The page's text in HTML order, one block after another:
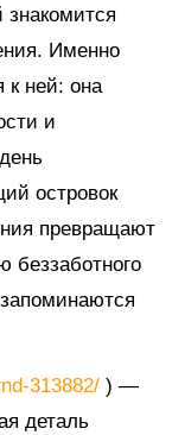
Именно
к ней: она
и
островок
превращают
беззаботного
313882/ ) —
деталь